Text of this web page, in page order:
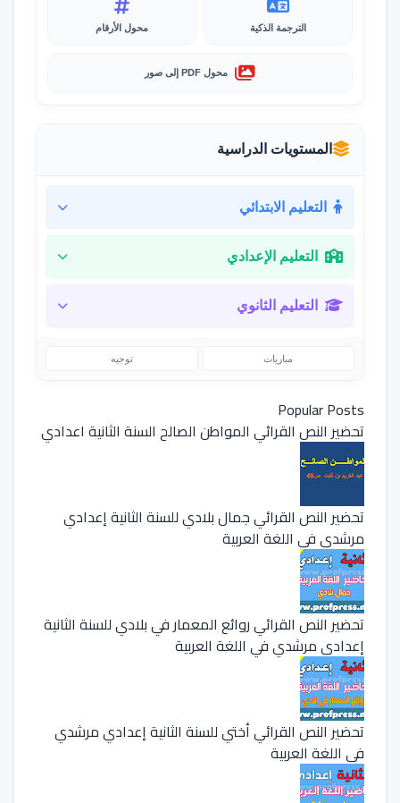
الترجمة الذكية محول الأرقام
محول PDF إلى صور
المستويات الدراسية
التعليم الابتدائي
التعليم الإعدادي
التعليم الثانوي
مباريات توجيه
Popular Posts
تحضير النص القرائي المواطن الصالح السنة الثانية اعدادي
تحضير النص القرائي جمال بلادي للسنة الثانية إعدادي
مرشدي في اللغة العربية
تحضير النص القرائي روائع المعمار في بلادي للسنة الثانية
إعدادي مرشدي في اللغة العربية
تحضير النص القرائي أختي للسنة الثانية إعدادي مرشدي
في اللغة العربية